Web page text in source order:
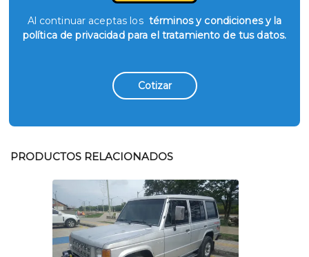
Al continuar aceptas los términos y condiciones y la
política de privacidad para el tratamiento de tus datos.
Cotizar
PRODUCTOS RELACIONADOS